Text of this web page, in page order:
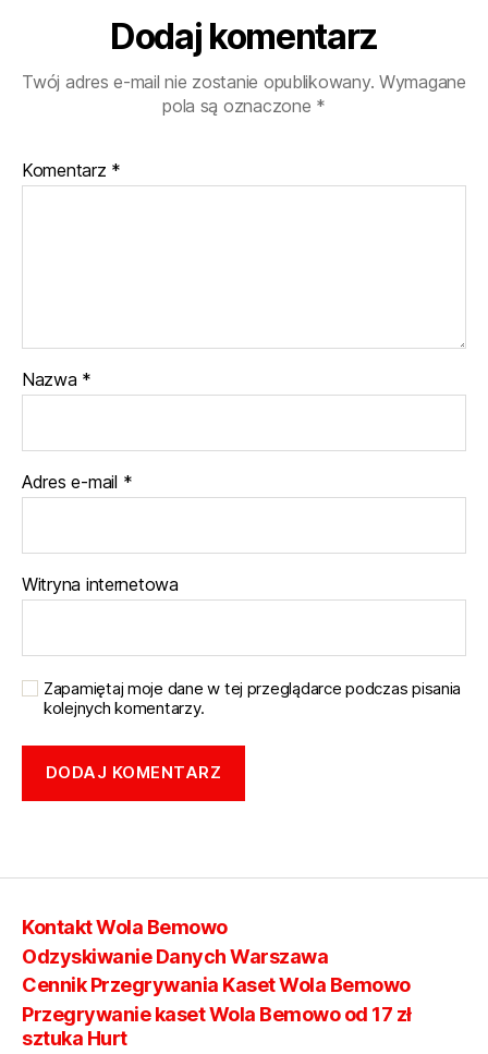
Dodaj komentarz
Twój adres e-mail nie zostanie opublikowany. Wymagane
pola są oznaczone *
Komentarz *
Nazwa *
Adres e-mail *
Witryna internetowa
Zapamiętaj moje dane w tej przeglądarce podczas pisania
kolejnych komentarzy.
Kontakt Wola Bemowo
Odzyskiwanie Danych Warszawa
Cennik Przegrywania Kaset Wola Bemowo
Przegrywanie kaset Wola Bemowo od 17 zł
sztuka Hurt